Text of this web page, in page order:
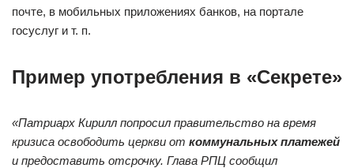
почте, в мобильных приложениях банков, на портале
госуслуг и т. п.
Пример употребления в «Секрете»
«Патриарх Кирилл попросил правительство на время
кризиса освободить церкви от коммунальных платежей
и предоставить отсрочку. Глава РПЦ сообщил